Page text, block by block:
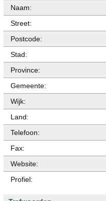
Naam:
Street:
Postcode:
Stad:
Province:
Gemeente:
Wijk:
Land:
Telefoon:
Fax:
Website:
Profiel: